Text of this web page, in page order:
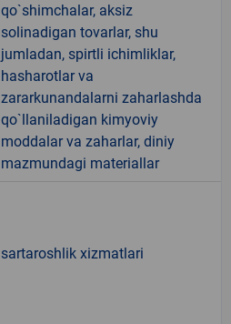
qo`shimchalar, aksiz
solinadigan tovarlar, shu
jumladan, spirtli ichimliklar,
hasharotlar va
zararkunandalarni zaharlashda
qo`llaniladigan kimyoviy
moddalar va zaharlar, diniy
mazmundagi materiallar
sartaroshlik xizmatlari